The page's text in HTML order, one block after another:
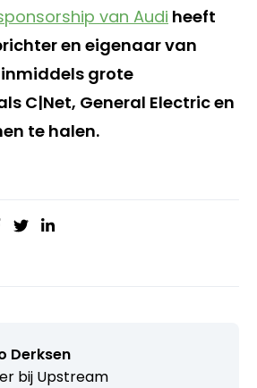
van Audi heeft
en eigenaar van
grote
C|Net, General Electric en
te halen.
Derksen
bij Upstream